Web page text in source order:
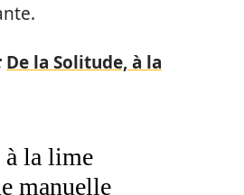
De la Solitude, à la
la lime
manuelle